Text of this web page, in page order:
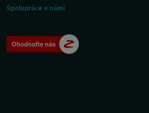
Spolupráce s námi